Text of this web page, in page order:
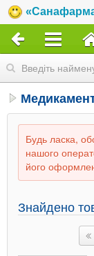
Будь ласка,
нашого
його
Знайдено